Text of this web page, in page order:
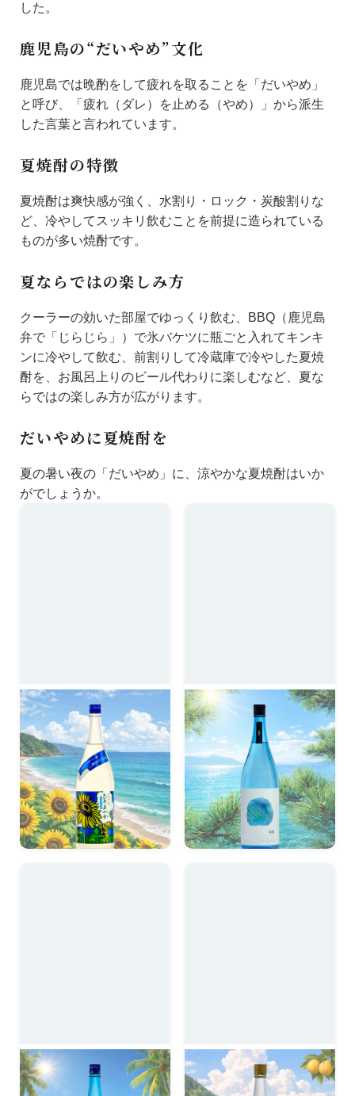
した。
鹿児島の“だいやめ”文化
鹿児島では晩酌をして疲れを取ることを「だいやめ」
と呼び、「疲れ（ダレ）を止める（やめ）」から派生
した言葉と言われています。
夏焼酎の特徴
夏焼酎は爽快感が強く、水割り・ロック・炭酸割りな
ど、冷やしてスッキリ飲むことを前提に造られている
ものが多い焼酎です。
夏ならではの楽しみ方
クーラーの効いた部屋でゆっくり飲む、BBQ（鹿児島
弁で「じらじら」）で氷バケツに瓶ごと入れてキンキ
ンに冷やして飲む、前割りして冷蔵庫で冷やした夏焼
酎を、お風呂上りのビール代わりに楽しむなど、夏な
らではの楽しみ方が広がります。
だいやめに夏焼酎を
夏の暑い夜の「だいやめ」に、涼やかな夏焼酎はいか
がでしょうか。
夏焼酎 ひめあやか
1800ml
爽やかで甘くフルーティ。
とにかく飲みやすい！
2,640円税込
夏季限定松露 1800ml
干しブドウを感じる落ち着
いた熟成感。
2,915円税込
ALOALO 1800ml
南国果実の華やかさと、爽
夏小牧 1800ml
すっきりとした甘さと爽や